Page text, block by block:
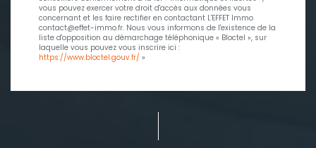
vous pouvez exercer votre droit d'accès aux données vous
concernant et les faire rectifier en contactant L'EFFET Immo
contact@effet-immo.fr. Nous vous informons de l'existence de la
liste d'opposition au démarchage téléphonique « Bloctel », sur
laquelle vous pouvez vous inscrire ici :
https://www.bloctel.gouv.fr/ »